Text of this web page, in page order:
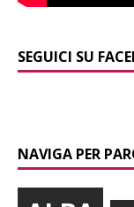
SEGUICI SU
NAVIGA PER